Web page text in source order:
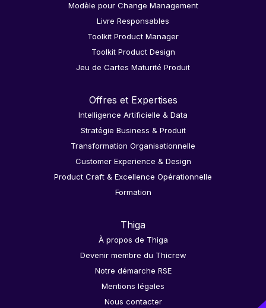
Modèle pour Change Management
Livre Responsables
Toolkit Product Manager
Toolkit Product Design
Jeu de Cartes Maturité Produit
Offres et Expertises
Intelligence Artificielle & Data
Stratégie Business & Produit
Transformation Organisationnelle
Customer Experience & Design
Product Craft & Excellence Opérationnelle
Formation
Thiga
À propos de Thiga
Devenir membre du Thicrew
Notre démarche RSE
Mentions légales
Nous contacter